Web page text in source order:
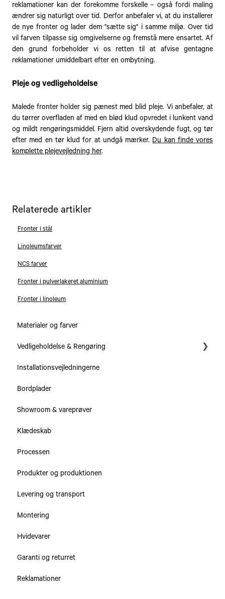
reklamationer kan der forekomme forskelle – også fordi maling
ændrer sig naturligt over tid. Derfor anbefaler vi, at du installerer
de nye fronter og lader dem "sætte sig" i samme miljø. Over tid
vil farven tilpasse sig omgivelserne og fremstå mere ensartet. Af
den grund forbeholder vi os retten til at afvise gentagne
reklamationer umiddelbart efter en ombytning.
Pleje og vedligeholdelse
Malede fronter holder sig pænest med blid pleje. Vi anbefaler, at
du tørrer overfladen af med en blød klud opvredet i lunkent vand
og mildt rengøringsmiddel. Fjern altid overskydende fugt, og tør
efter med en tør klud for at undgå mærker. Du kan finde vores
komplette plejevejledning her.
Relaterede artikler
Fronter i stål
Linoleumsfarver
NCS farver
Fronter i pulverlakeret aluminium
Fronter i linoleum
Materialer og farver
Vedligeholdelse & Rengøring
Serier
Bordplader
Skabe & Skuffer
Installationsvejledningerne
Bordplader
Showroom & vareprøver
Klædeskab
Processen
Produkter og produktionen
Levering og transport
Montering
Hvidevarer
Garanti og returret
Reklamationer